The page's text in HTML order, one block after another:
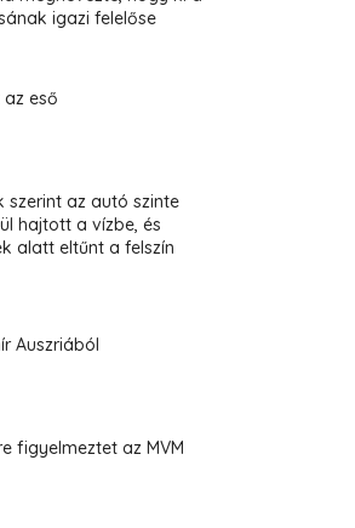
igazi felelőse
eső
szerint az autó szinte
hajtott a vízbe, és
alatt eltűnt a felszín
Auszriából
figyelmeztet az MVM